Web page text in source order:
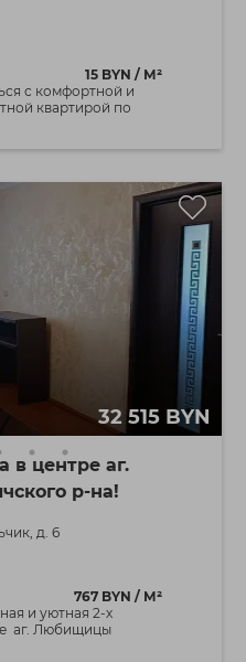
15 BYN / М²
с комфортной и
квартирой по
32 515 BYN
в центре аг.
р-на!
д. 6
767 BYN / М²
и уютная 2-х
аг. Любищицы